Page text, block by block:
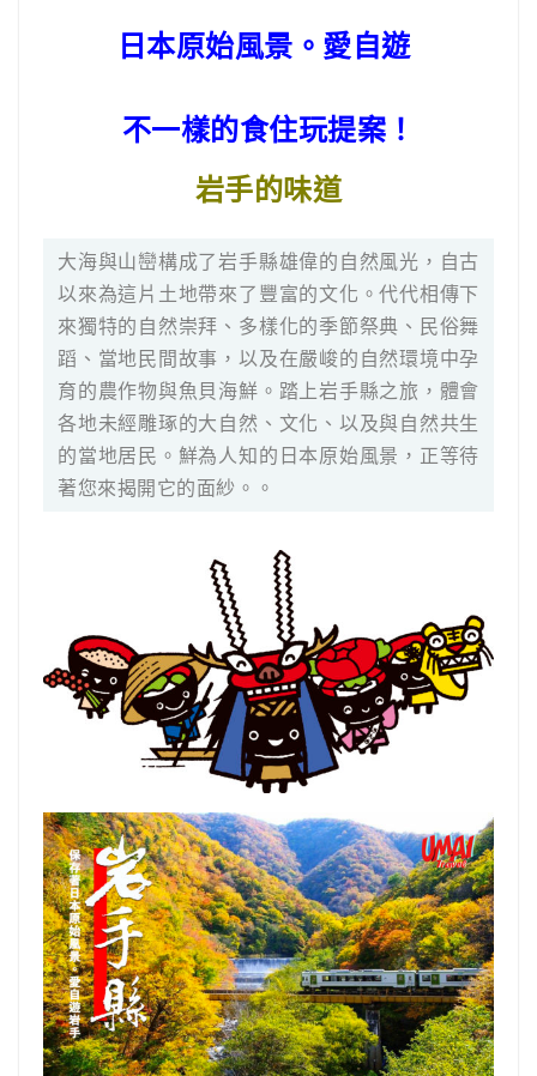
日本原始風景。愛自遊
不一樣的食住玩提案！
岩手的味道
大海與山巒構成了岩手縣雄偉的自然風光，自古
以來為這片土地帶來了豐富的文化。代代相傳下
來獨特的自然崇拜、多樣化的季節祭典、民俗舞
蹈、當地民間故事，以及在嚴峻的自然環境中孕
育的農作物與魚貝海鮮。踏上岩手縣之旅，體會
各地未經雕琢的大自然、文化、以及與自然共生
的當地居民。鮮為人知的日本原始風景，正等待
著您來揭開它的面紗。。